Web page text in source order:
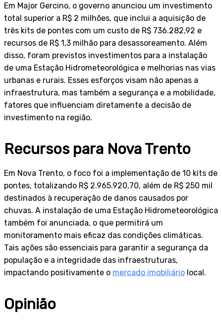
Em Major Gercino, o governo anunciou um investimento
total superior a R$ 2 milhões, que inclui a aquisição de
três kits de pontes com um custo de R$ 736.282,92 e
recursos de R$ 1,3 milhão para desassoreamento. Além
disso, foram previstos investimentos para a instalação
de uma Estação Hidrometeorológica e melhorias nas vias
urbanas e rurais. Esses esforços visam não apenas a
infraestrutura, mas também a segurança e a mobilidade,
fatores que influenciam diretamente a decisão de
investimento na região.
Recursos para Nova Trento
Em Nova Trento, o foco foi a implementação de 10 kits de
pontes, totalizando R$ 2.965.920,70, além de R$ 250 mil
destinados à recuperação de danos causados por
chuvas. A instalação de uma Estação Hidrometeorológica
também foi anunciada, o que permitirá um
monitoramento mais eficaz das condições climáticas.
Tais ações são essenciais para garantir a segurança da
população e a integridade das infraestruturas,
impactando positivamente o mercado imobiliário local.
Opinião